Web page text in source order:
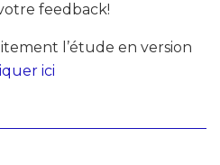
feedback!
l’étude en version
ici